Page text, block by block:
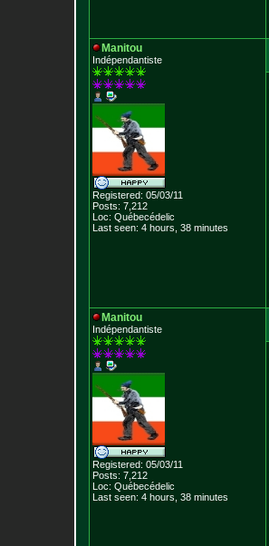
Manitou
Indépendantiste
Registered: 05/03/11
Posts: 7,212
Loc: Québecédelic
Last seen: 4 hours, 38 minutes
Manitou
Indépendantiste
Registered: 05/03/11
Posts: 7,212
Loc: Québecédelic
Last seen: 4 hours, 38 minutes